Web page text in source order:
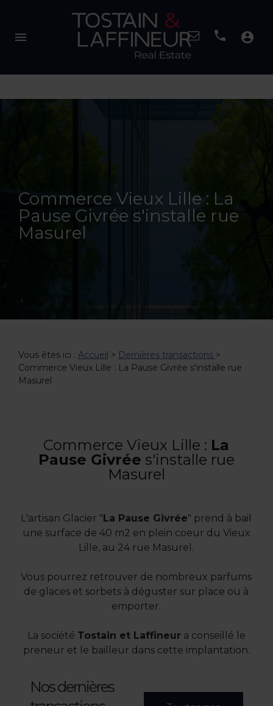
menu account_circle
Commerce Vieux Lille : La
Pause Givrée s'installe rue
Masurel
Vous êtes ici : Accueil > Dernières transactions >
Commerce Vieux Lille : La Pause Givrée s'installe rue
Masurel
Commerce Vieux Lille : La
Pause Givrée s'installe rue
Masurel
L'artisan Glacier "La Pause Givrée" prend à bail
une surface de 40 m2 en plein coeur du Vieux
Lille, au 24 rue Masurel.
Vous pourrez retrouver de nombreux parfums
de glaces et sorbets à déguster sur place ou à
emporter.
La société Tostain et Laffineura conseillé le
preneur et le bailleur dans cette implantation.
Nos dernières